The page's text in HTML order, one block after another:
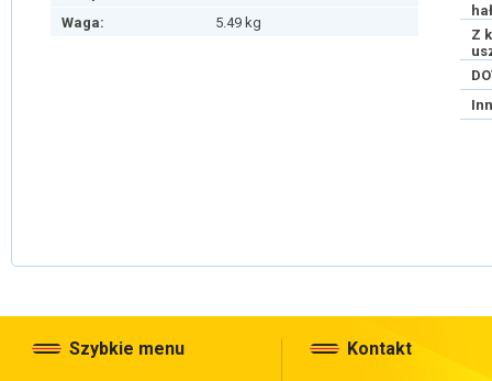
Waga:
5.49 kg
Z
Szybkie menu Kontakt